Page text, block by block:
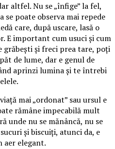
altfel. Nu se „înfige” la fel,
se poate observa mai repede
care, după uscare, lasă o
E important cum usuci și cum
grăbești și freci prea tare, poți
de lume, dar e genul de
aprinzi lumina și te întrebi
mai „ordonat” sau ursul e
rămâne impecabilă mult
unde nu se mănâncă, nu se
și biscuiți, atunci da, e
aer elegant.